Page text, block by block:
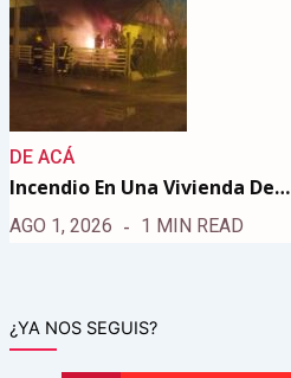
DE ACÁ
Incendio En Una Vivienda De…
AGO 1, 2026 1 MIN READ
¿YA NOS SEGUIS?